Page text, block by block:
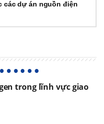
các dự án nguồn điện
trong lĩnh vực giao